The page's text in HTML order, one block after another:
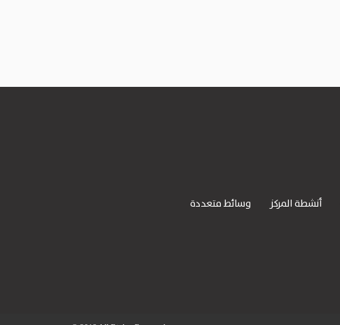
أنشطة المركز
وسائط متعددة